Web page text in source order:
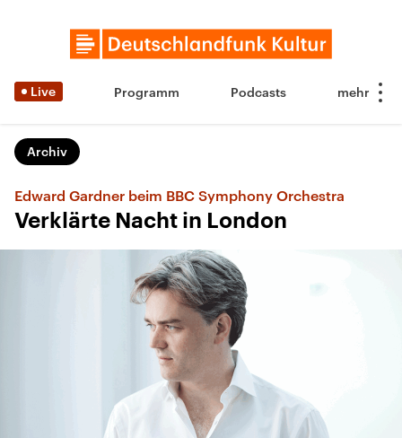
Live Programm Podcasts
Archiv
Edward Gardner beim BBC Symphony Orchestra
Verklärte Nacht in London